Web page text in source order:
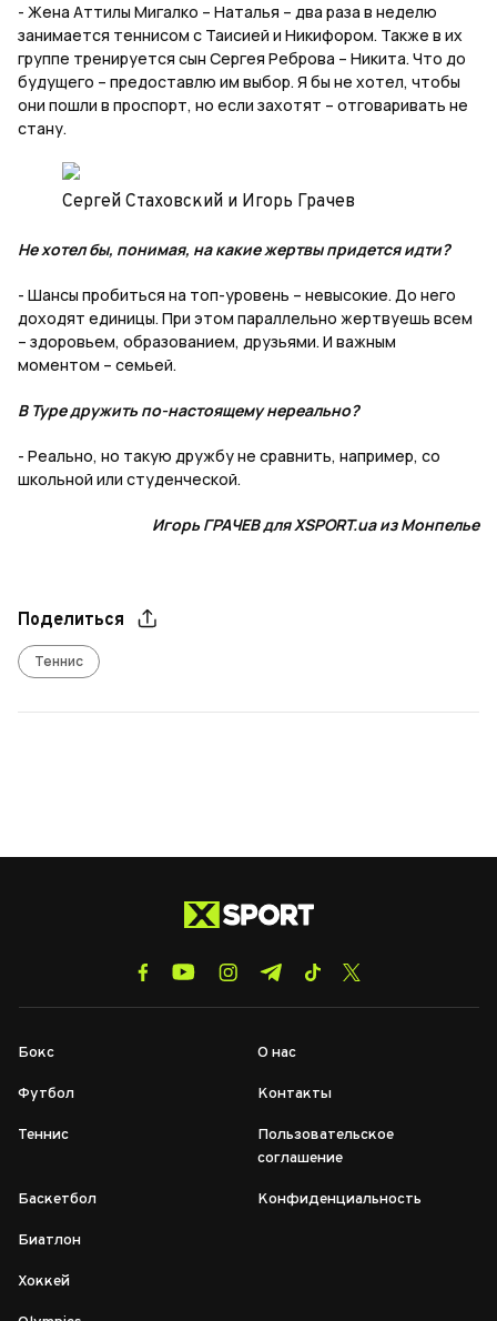
- Жена Аттилы Мигалко – Наталья – два раза в неделю
занимается теннисом с Таисией и Никифором. Также в их
группе тренируется сын Сергея Реброва – Никита. Что до
будущего – предоставлю им выбор. Я бы не хотел, чтобы
они пошли в проспорт, но если захотят – отговаривать не
стану.
Сергей Стаховский и Игорь Грачев
Не хотел бы, понимая, на какие жертвы придется идти?
- Шансы пробиться на топ-уровень – невысокие. До него
доходят единицы. При этом параллельно жертвуешь всем
– здоровьем, образованием, друзьями. И важным
моментом – семьей.
В Туре дружить по-настоящему нереально?
- Реально, но такую дружбу не сравнить, например, со
школьной или студенческой.
Игорь ГРАЧЕВ для XSPORT.ua из Монпелье
Поделиться
Теннис
Бокс
Футбол
Теннис
Баскетбол
Биатлон
Хоккей
О нас
Контакты
Пользовательское
соглашение
Конфиденциальность